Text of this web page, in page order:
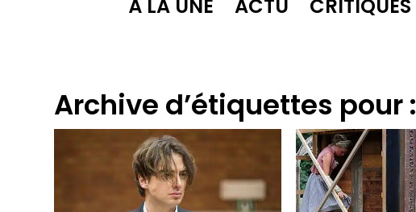
À LA UNE ACTU CRITIQUES
Archive d’étiquettes pour :